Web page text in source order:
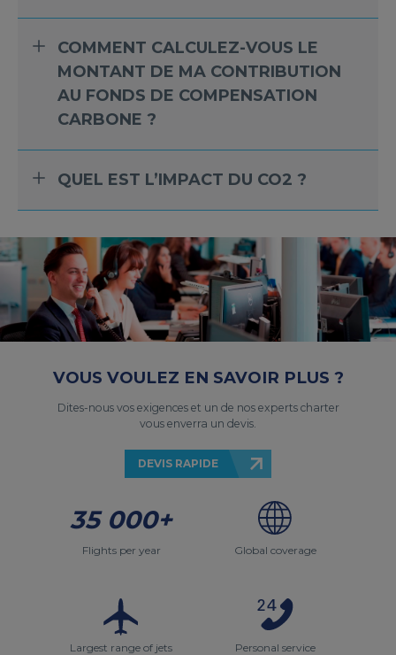
COMMENT CALCULEZ-VOUS LE
MONTANT DE MA CONTRIBUTION
AU FONDS DE COMPENSATION
CARBONE ?
QUEL EST L’IMPACT DU CO2 ?
VOUS VOULEZ EN SAVOIR PLUS ?
Dites-nous vos exigences et un de nos experts charter
vous enverra un devis.
DEVIS RAPIDE
35 000+
Flights per year Global coverage
Largest range of jets Personal service